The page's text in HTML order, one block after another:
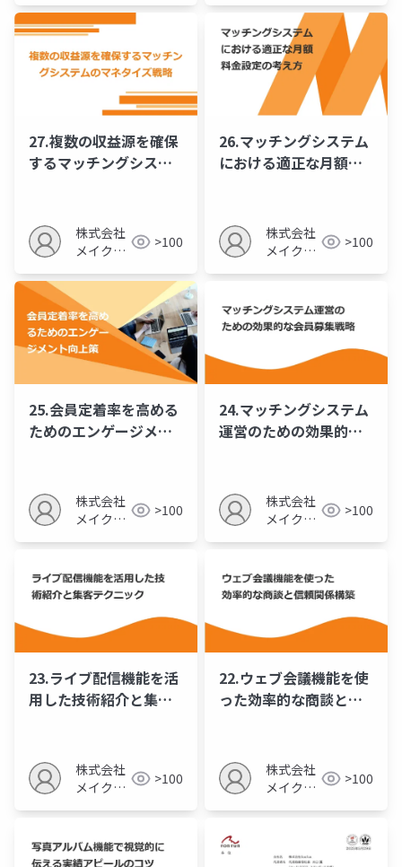
27.複数の収益源を確保
するマッチングシステ
株式会社
メイクア
>100
26.マッチングシステム
における適正な月額料
株式会社
メイクア
>100
25.会員定着率を高める
ためのエンゲージメン
株式会社
メイクア
>100
24.マッチングシステム
運営のための効果的な
株式会社
メイクア
>100
23.ライブ配信機能を活
用した技術紹介と集客
株式会社
メイクア
>100
22.ウェブ会議機能を使
った効率的な商談と信
株式会社
メイクア
>100